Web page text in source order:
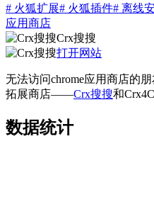
# 火狐扩展# 火狐插件# 离线
应用商店
Crx搜搜
打开网站
无法访问chrome应用商店的
拓展商店——Crx搜搜和
数据统计